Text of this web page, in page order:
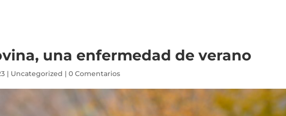
una enfermedad de verano
| Uncategorized |0 Comentarios